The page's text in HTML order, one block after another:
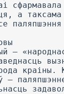
а таксама
паляпшэння
—
краіны.
—